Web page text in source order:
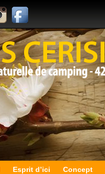
Esprit d’ici Concept